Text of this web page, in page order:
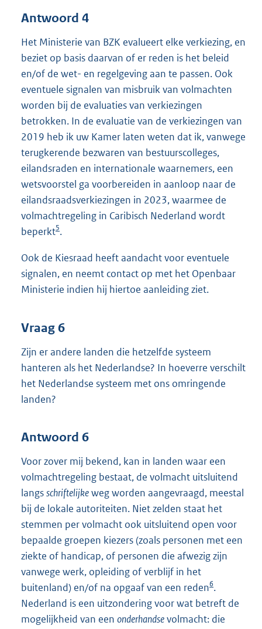
Antwoord 4
Het Ministerie van BZK evalueert elke verkiezing, en
beziet op basis daarvan of er reden is het beleid
en/of de wet- en regelgeving aan te passen. Ook
eventuele signalen van misbruik van volmachten
worden bij de evaluaties van verkiezingen
betrokken. In de evaluatie van de verkiezingen van
2019 heb ik uw Kamer laten weten dat ik, vanwege
terugkerende bezwaren van bestuurscolleges,
eilandsraden en internationale waarnemers, een
wetsvoorstel ga voorbereiden in aanloop naar de
eilandsraadsverkiezingen in 2023, waarmee de
volmachtregeling in Caribisch Nederland wordt
beperkt5.
Ook de Kiesraad heeft aandacht voor eventuele
signalen, en neemt contact op met het Openbaar
Ministerie indien hij hiertoe aanleiding ziet.
Vraag 6
Zijn er andere landen die hetzelfde systeem
hanteren als het Nederlandse? In hoeverre verschilt
het Nederlandse systeem met ons omringende
landen?
Antwoord 6
Voor zover mij bekend, kan in landen waar een
volmachtregeling bestaat, de volmacht uitsluitend
langsschriftelijkeweg worden aangevraagd, meestal
bij de lokale autoriteiten. Niet zelden staat het
stemmen per volmacht ook uitsluitend open voor
bepaalde groepen kiezers (zoals personen met een
ziekte of handicap, of personen die afwezig zijn
vanwege werk, opleiding of verblijf in het
buitenland) en/of na opgaaf van een reden6.
Nederland is een uitzondering voor wat betreft de
mogelijkheid van een onderhandsevolmacht: die